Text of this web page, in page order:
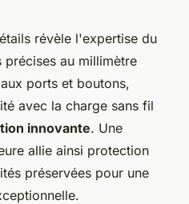
révèle l'expertise du
au millimètre
ports et boutons,
avec la charge sans fil
innovante. Une
allie ainsi protection
préservées pour une